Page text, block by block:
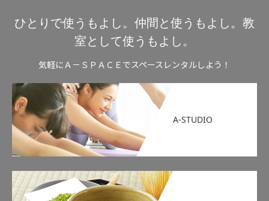
ひとりで使うもよし。仲間と使うもよし。教
室として使うもよし。
気軽にＡ－ＳＰＡＣＥでスペースレンタルしよう！
A-STUDIO